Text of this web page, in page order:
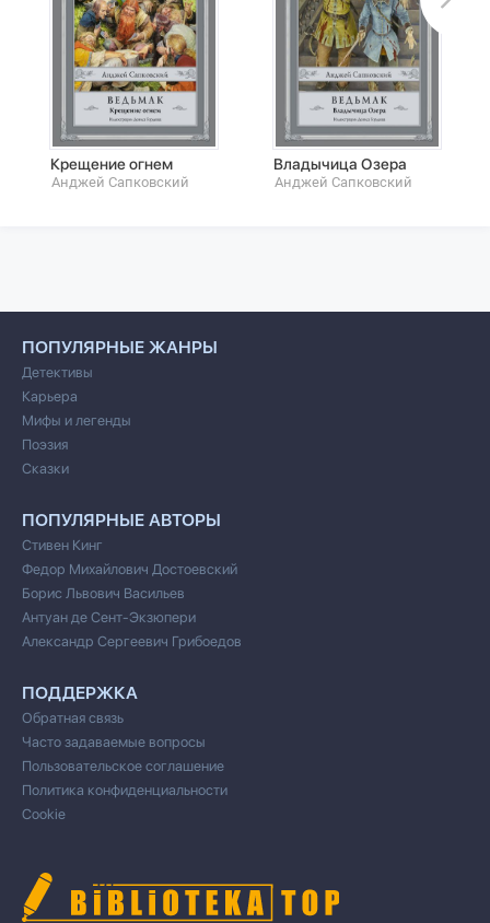
Крещение огнем
Анджей Сапковский
Владычица Озера
Анджей Сапковский
ПОПУЛЯРНЫЕ ЖАНРЫ
Детективы
Карьера
Мифы и легенды
Поэзия
Сказки
ПОПУЛЯРНЫЕ АВТОРЫ
Стивен Кинг
Федор Михайлович Достоевский
Борис Львович Васильев
Антуан де Сент-Экзюпери
Александр Сергеевич Грибоедов
ПОДДЕРЖКА
Обратная связь
Часто задаваемые вопросы
Пользовательское соглашение
Политика конфиденциальности
Cookie